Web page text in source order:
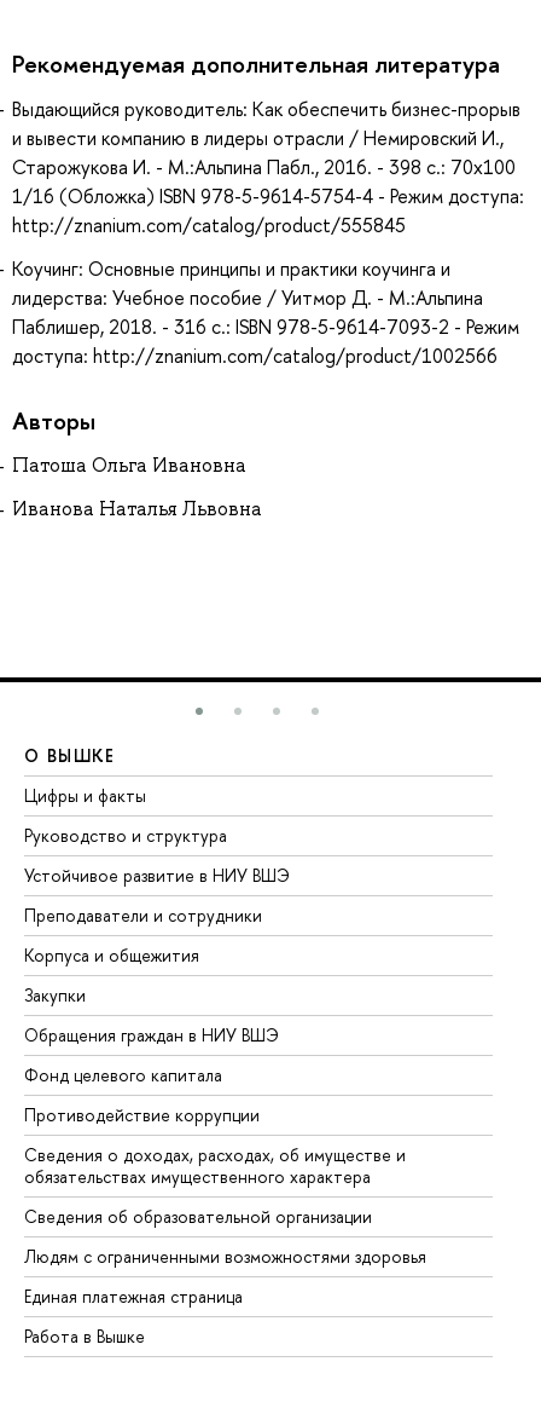
Рекомендуемая дополнительная литература
Выдающийся руководитель: Как обеспечить бизнес-прорыв
и вывести компанию в лидеры отрасли / Немировский И.,
Старожукова И. - М.:Альпина Пабл., 2016. - 398 с.: 70x100
1/16 (Обложка) ISBN 978-5-9614-5754-4 - Режим доступа:
http://znanium.com/catalog/product/555845
Коучинг: Основные принципы и практики коучинга и
лидерства: Учебное пособие / Уитмор Д. - М.:Альпина
Паблишер, 2018. - 316 с.: ISBN 978-5-9614-7093-2 - Режим
доступа: http://znanium.com/catalog/product/1002566
Авторы
Патоша Ольга Ивановна
Иванова Наталья Львовна
О ВЫШКЕ
Цифры и факты
Руководство и структура
Устойчивое развитие в НИУ ВШЭ
Преподаватели и сотрудники
Корпуса и общежития
Закупки
Обращения граждан в НИУ ВШЭ
Фонд целевого капитала
Противодействие коррупции
Сведения о доходах, расходах, об имуществе и
обязательствах имущественного характера
Сведения об образовательной организации
Людям с ограниченными возможностями здоровья
Единая платежная страница
Работа в Вышке